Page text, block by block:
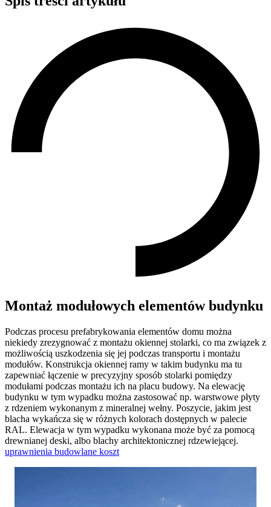
Montaż modułowych elementów budynku
Podczas procesu prefabrykowania elementów domu można
niekiedy zrezygnować z montażu okiennej stolarki, co ma związek z
możliwością uszkodzenia się jej podczas transportu i montażu
modułów. Konstrukcja okiennej ramy w takim budynku ma tu
zapewniać łączenie w precyzyjny sposób stolarki pomiędzy
modułami podczas montażu ich na placu budowy. Na elewację
budynku w tym wypadku można zastosować np. warstwowe płyty
z rdzeniem wykonanym z mineralnej wełny. Poszycie, jakim jest
blacha wykańcza się w różnych kolorach dostępnych w palecie
RAL. Elewacja w tym wypadku wykonana może być za pomocą
drewnianej deski, albo blachy architektonicznej rdzewiejącej.
uprawnienia budowlane koszt